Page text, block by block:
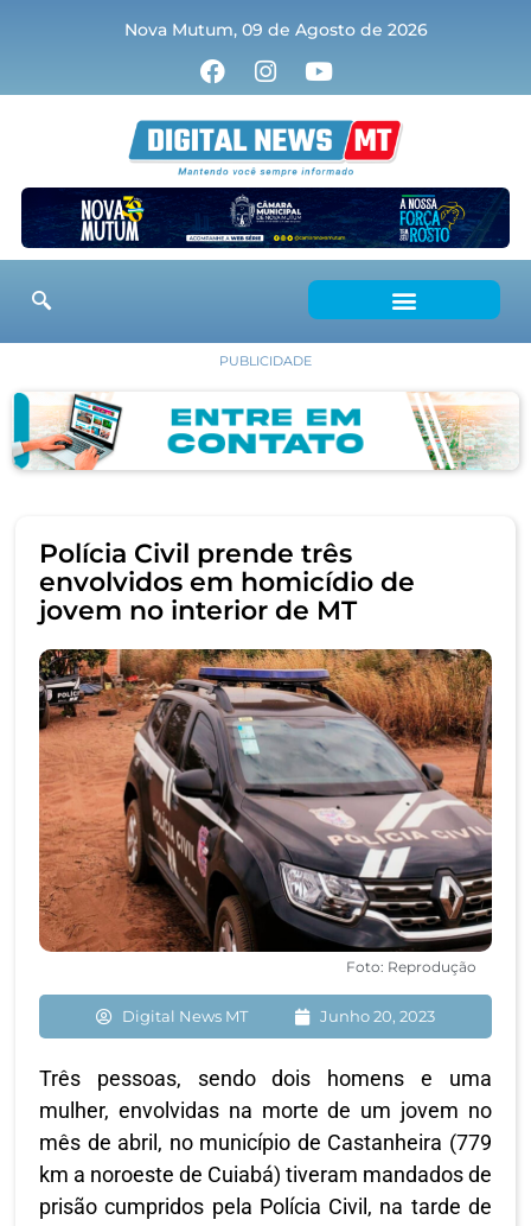
Nova Mutum, 09 de Agosto de 2026
PUBLICIDADE
Polícia Civil prende três
envolvidos em homicídio de
jovem no interior de MT
Foto: Reprodução
Digital News MT Junho 20, 2023
Três pessoas, sendo dois homens e uma
mulher, envolvidas na morte de um jovem no
mês de abril, no município de Castanheira (779
km a noroeste de Cuiabá) tiveram mandados de
prisão cumpridos pela Polícia Civil, na tarde de